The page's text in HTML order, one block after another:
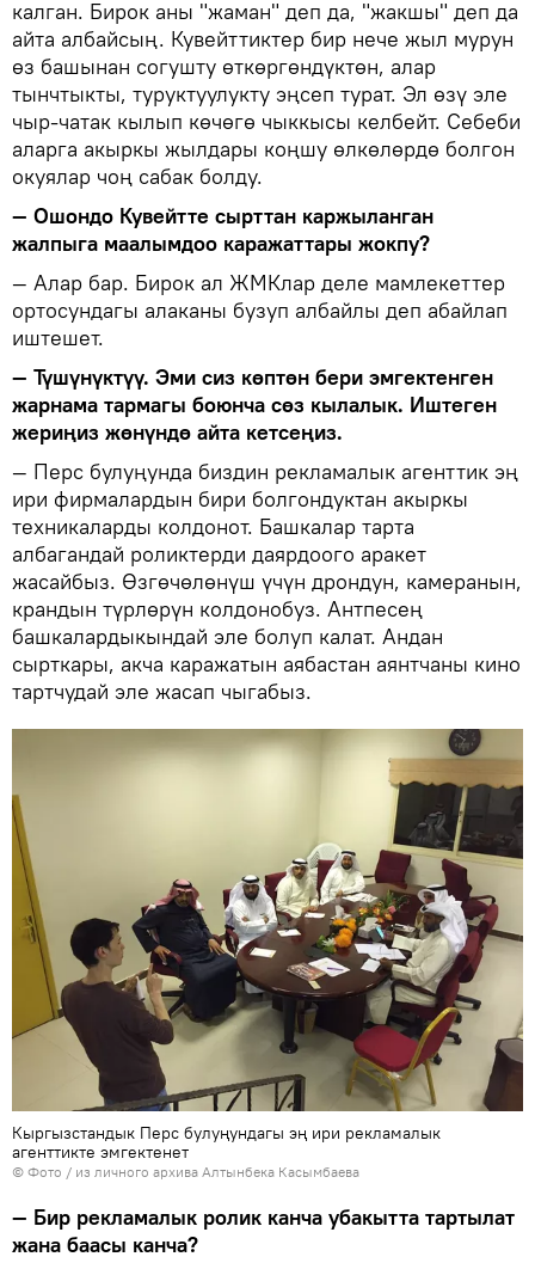
калган. Бирок аны "жаман" деп да, "жакшы" деп да
айта албайсың. Кувейттиктер бир нече жыл мурун
өз башынан согушту өткөргөндүктөн, алар
тынчтыкты, туруктуулукту эңсеп турат. Эл өзү эле
чыр-чатак кылып көчөгө чыккысы келбейт. Себеби
аларга акыркы жылдары коңшу өлкөлөрдө болгон
окуялар чоң сабак болду.
— Ошондо Кувейтте сырттан каржыланган
жалпыга маалымдоо каражаттары жокпу?
— Алар бар. Бирок ал ЖМКлар деле мамлекеттер
ортосундагы алаканы бузуп албайлы деп абайлап
иштешет.
— Түшүнүктүү. Эми сиз көптөн бери эмгектенген
жарнама тармагы боюнча сөз кылалык. Иштеген
жериңиз жөнүндө айта кетсеңиз.
— Перс булуңунда биздин рекламалык агенттик эң
ири фирмалардын бири болгондуктан акыркы
техникаларды колдонот. Башкалар тарта
албагандай роликтерди даярдоого аракет
жасайбыз. Өзгөчөлөнүш үчүн дрондун, камеранын,
крандын түрлөрүн колдонобуз. Антпесең
башкалардыкындай эле болуп калат. Андан
сырткары, акча каражатын аябастан аянтчаны кино
тартчудай эле жасап чыгабыз.
Кыргызстандык Перс булуңундагы эң ири рекламалык
агенттикте эмгектенет
© Фото / из личного архива Алтынбека Касымбаева
— Бир рекламалык ролик канча убакытта тартылат
жана баасы канча?